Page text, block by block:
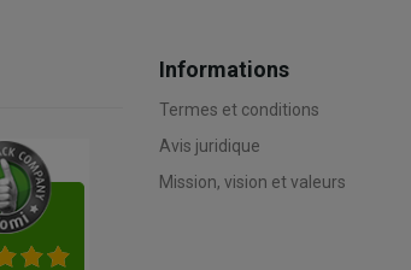
Informations
Termes et conditions
Avis juridique
Mission, vision et valeurs